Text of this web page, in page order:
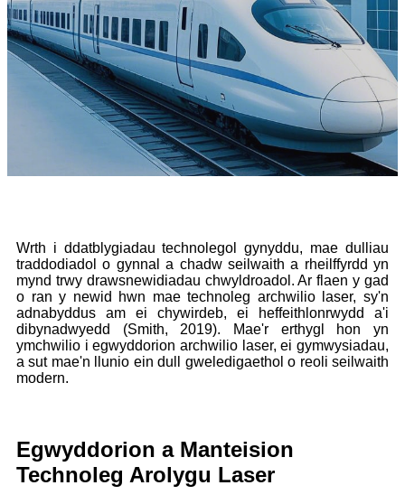
Wrth i ddatblygiadau technolegol gynyddu, mae dulliau
traddodiadol o gynnal a chadw seilwaith a rheilffyrdd yn
mynd trwy drawsnewidiadau chwyldroadol. Ar flaen y gad
o ran y newid hwn mae technoleg archwilio laser, sy'n
adnabyddus am ei chywirdeb, ei heffeithlonrwydd a'i
dibynadwyedd (Smith, 2019). Mae'r erthygl hon yn
ymchwilio i egwyddorion archwilio laser, ei gymwysiadau,
a sut mae'n llunio ein dull gweledigaethol o reoli seilwaith
modern.
Egwyddorion a Manteision
Technoleg Arolygu Laser